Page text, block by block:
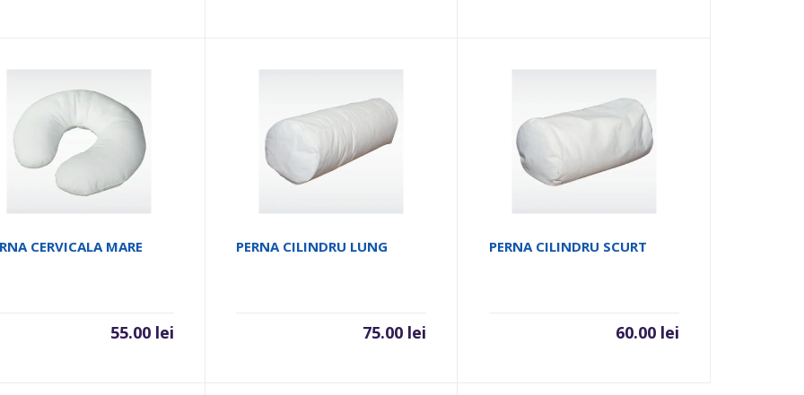
CERVICALA MARE
55.00 lei
PERNA CILINDRU LUNG
75.00 lei
PERNA CILINDRU SCURT
60.00 lei